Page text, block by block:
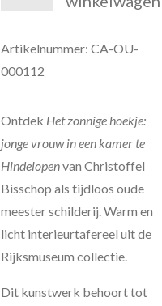
Artikelnummer: CA-OU-
000112
Ontdek Het zonnige hoekje:
jonge vrouw in een kamer te
Hindelopenvan Christoffel
Bisschop als tijdloos oude
meester schilderij. Warm en
licht interieurtafereel uit de
Rijksmuseum collectie.
Dit kunstwerk behoort tot